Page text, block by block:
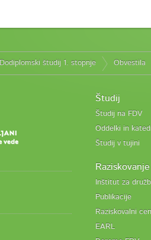
Dodiplomski študij 1. stopnje Obvestila
Študij
Študij na FDV
Oddelki in
Študij v tujini
Raziskovanje
Inštitut za
Publikacije
Raziskovalni
EARL